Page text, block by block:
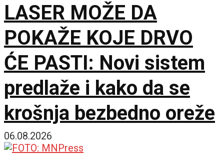
LASER MOŽE DA
POKAŽE KOJE DRVO
ĆE PASTI: Novi sistem
predlaže i kako da se
krošnja bezbedno oreže
06.08.2026